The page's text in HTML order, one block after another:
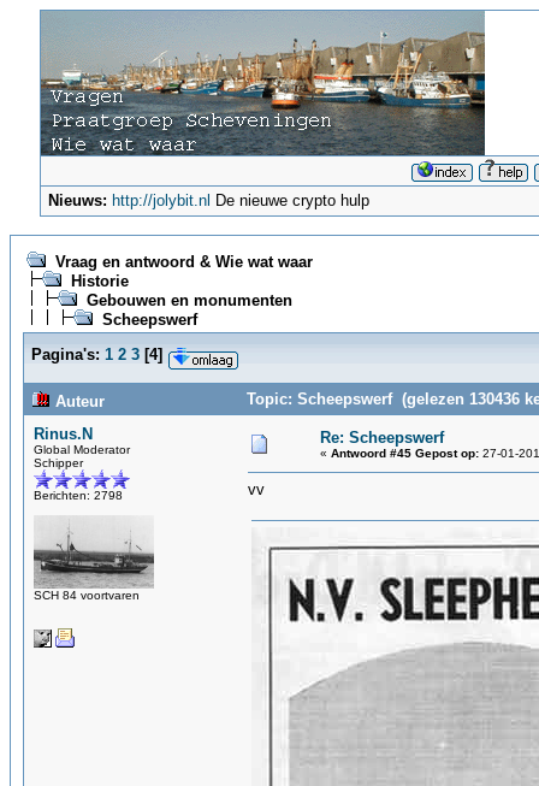
Nieuws: http://jolybit.nl De nieuwe crypto hulp
Vraag en antwoord & Wie wat waar
Historie
Gebouwen en monumenten
Scheepswerf
Pagina's: 1 2 3 [4]
Auteur
Topic: Scheepswerf (gelezen 130436
Rinus.N
Global Moderator
Schipper
Berichten: 2798
SCH 84 voortvaren
Re: Scheepswerf
« Antwoord #45 Gepost op: 27-01-
vv